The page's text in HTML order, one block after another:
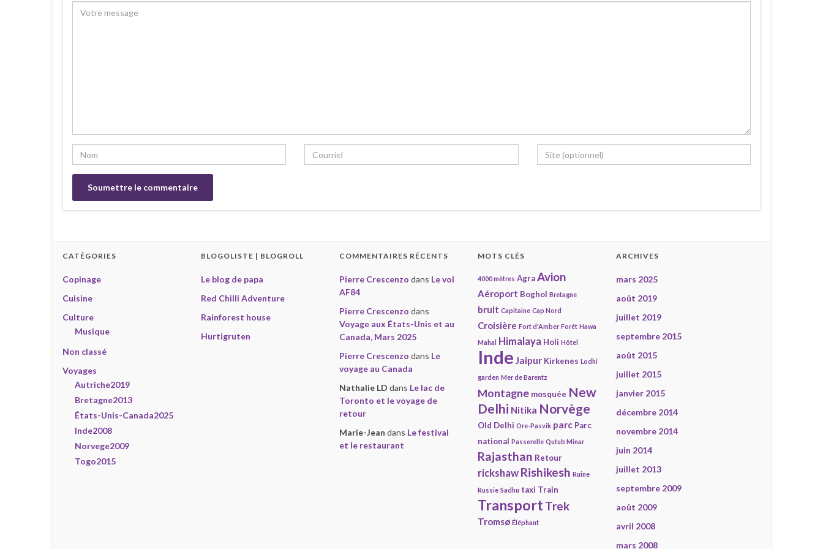
CATÉGORIES
Copinage
Cuisine
Culture
Musique
Non classé
Voyages
Autriche2019
Bretagne2013
États-Unis-Canada2025
Inde2008
Norvege2009
Togo2015
BLOGOLISTE | BLOGROLL
Le blog de papa
Red Chilli Adventure
Rainforest house
Hurtigruten
COMMENTAIRES RÉCENTS
Pierre Crescenzo dans Le vol
AF84
Pierre Crescenzo dans
Voyage aux États-Unis et au
Canada, Mars 2025
Pierre Crescenzo dans Le
voyage au Canada
Nathalie LD dans Le lac de
Toronto et le voyage de
retour
Marie-Jean dans Le festival
et le restaurant
MOTS CLÉS
4000 mètres AgraAvion
Aéroport Boghol Bretagne
bruit Capitaine Cap Nord
Croisière Fort d'Amber Forêt Hawa
Mahal Himalaya Holi Hôtel
Inde Jaipur Kirkenes Lodhi
garden Mer de Barentz
Montagne mosquée New
Delhi Nitika Norvège
Old Delhi Ore-Pasvik parc Parc
national Passerelle Qutub Minar
Rajasthan Retour
rickshaw Rishikesh Ruine
Russie Sadhu taxi Train
Transport Trek
Tromsø Éléphant
ARCHIVES
mars 2025
août 2019
juillet 2019
septembre 2015
août 2015
juillet 2015
janvier 2015
décembre 2014
novembre 2014
juin 2014
juillet 2013
septembre 2009
août 2009
avril 2008
mars 2008